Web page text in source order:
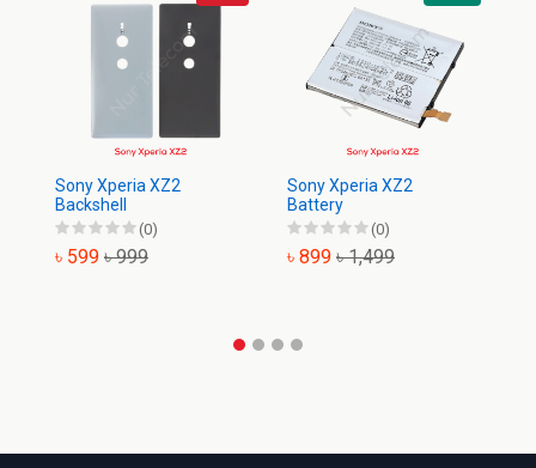
Sony Xperia XZ2
Backshell
(0)
৳ 599 ৳ 999
Sony Xperia XZ2
Battery
(0)
৳ 899 ৳ 1,499